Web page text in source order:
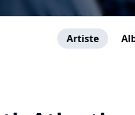
Artiste